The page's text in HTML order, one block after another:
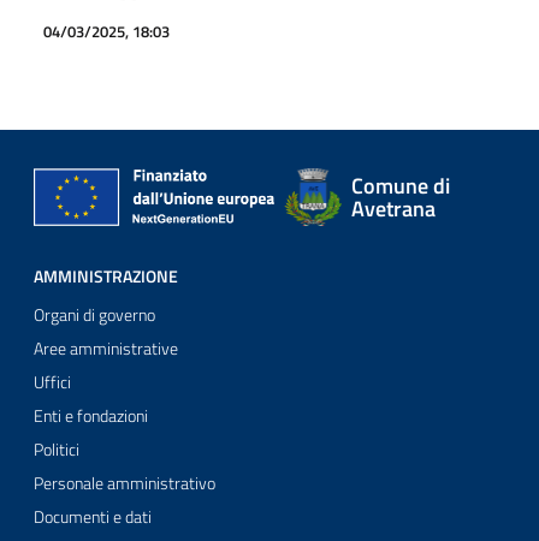
04/03/2025, 18:03
Comune di
Avetrana
AMMINISTRAZIONE
Organi di governo
Aree amministrative
Uffici
Enti e fondazioni
Politici
Personale amministrativo
Documenti e dati